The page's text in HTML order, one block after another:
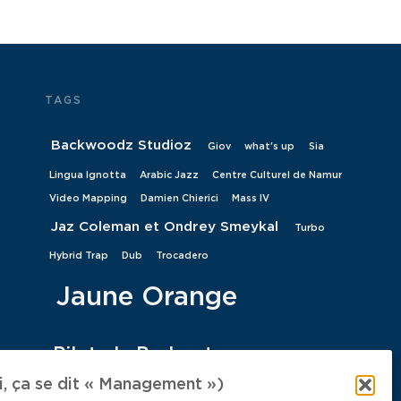
ça se dit « Management »)
TAGS
Backwoodz Studioz Giov what's up Sia
Lingua Ignotta Arabic Jazz Centre Culturel de Namur
Video Mapping Damien Chierici Mass IV
Jaz Coleman et Ondrey Smeykal Turbo
Hybrid Trap Dub Trocadero
Jaune Orange
Pilote le Podcast
S03E10 50 ans Overflow LGBT